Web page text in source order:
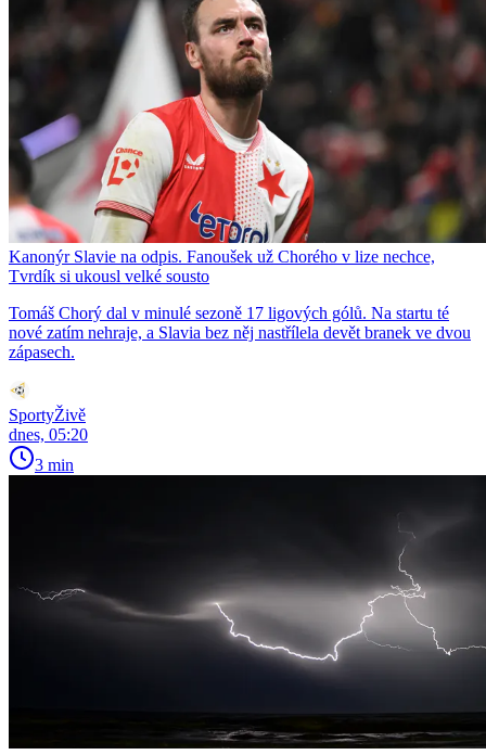
Kanonýr Slavie na odpis. Fanoušek už Chorého v lize nechce,
Tvrdík si ukousl velké sousto
Tomáš Chorý dal v minulé sezoně 17 ligových gólů. Na startu té
nové zatím nehraje, a Slavia bez něj nastřílela devět branek ve dvou
zápasech.
SportyŽivě
dnes, 05:20
3 min